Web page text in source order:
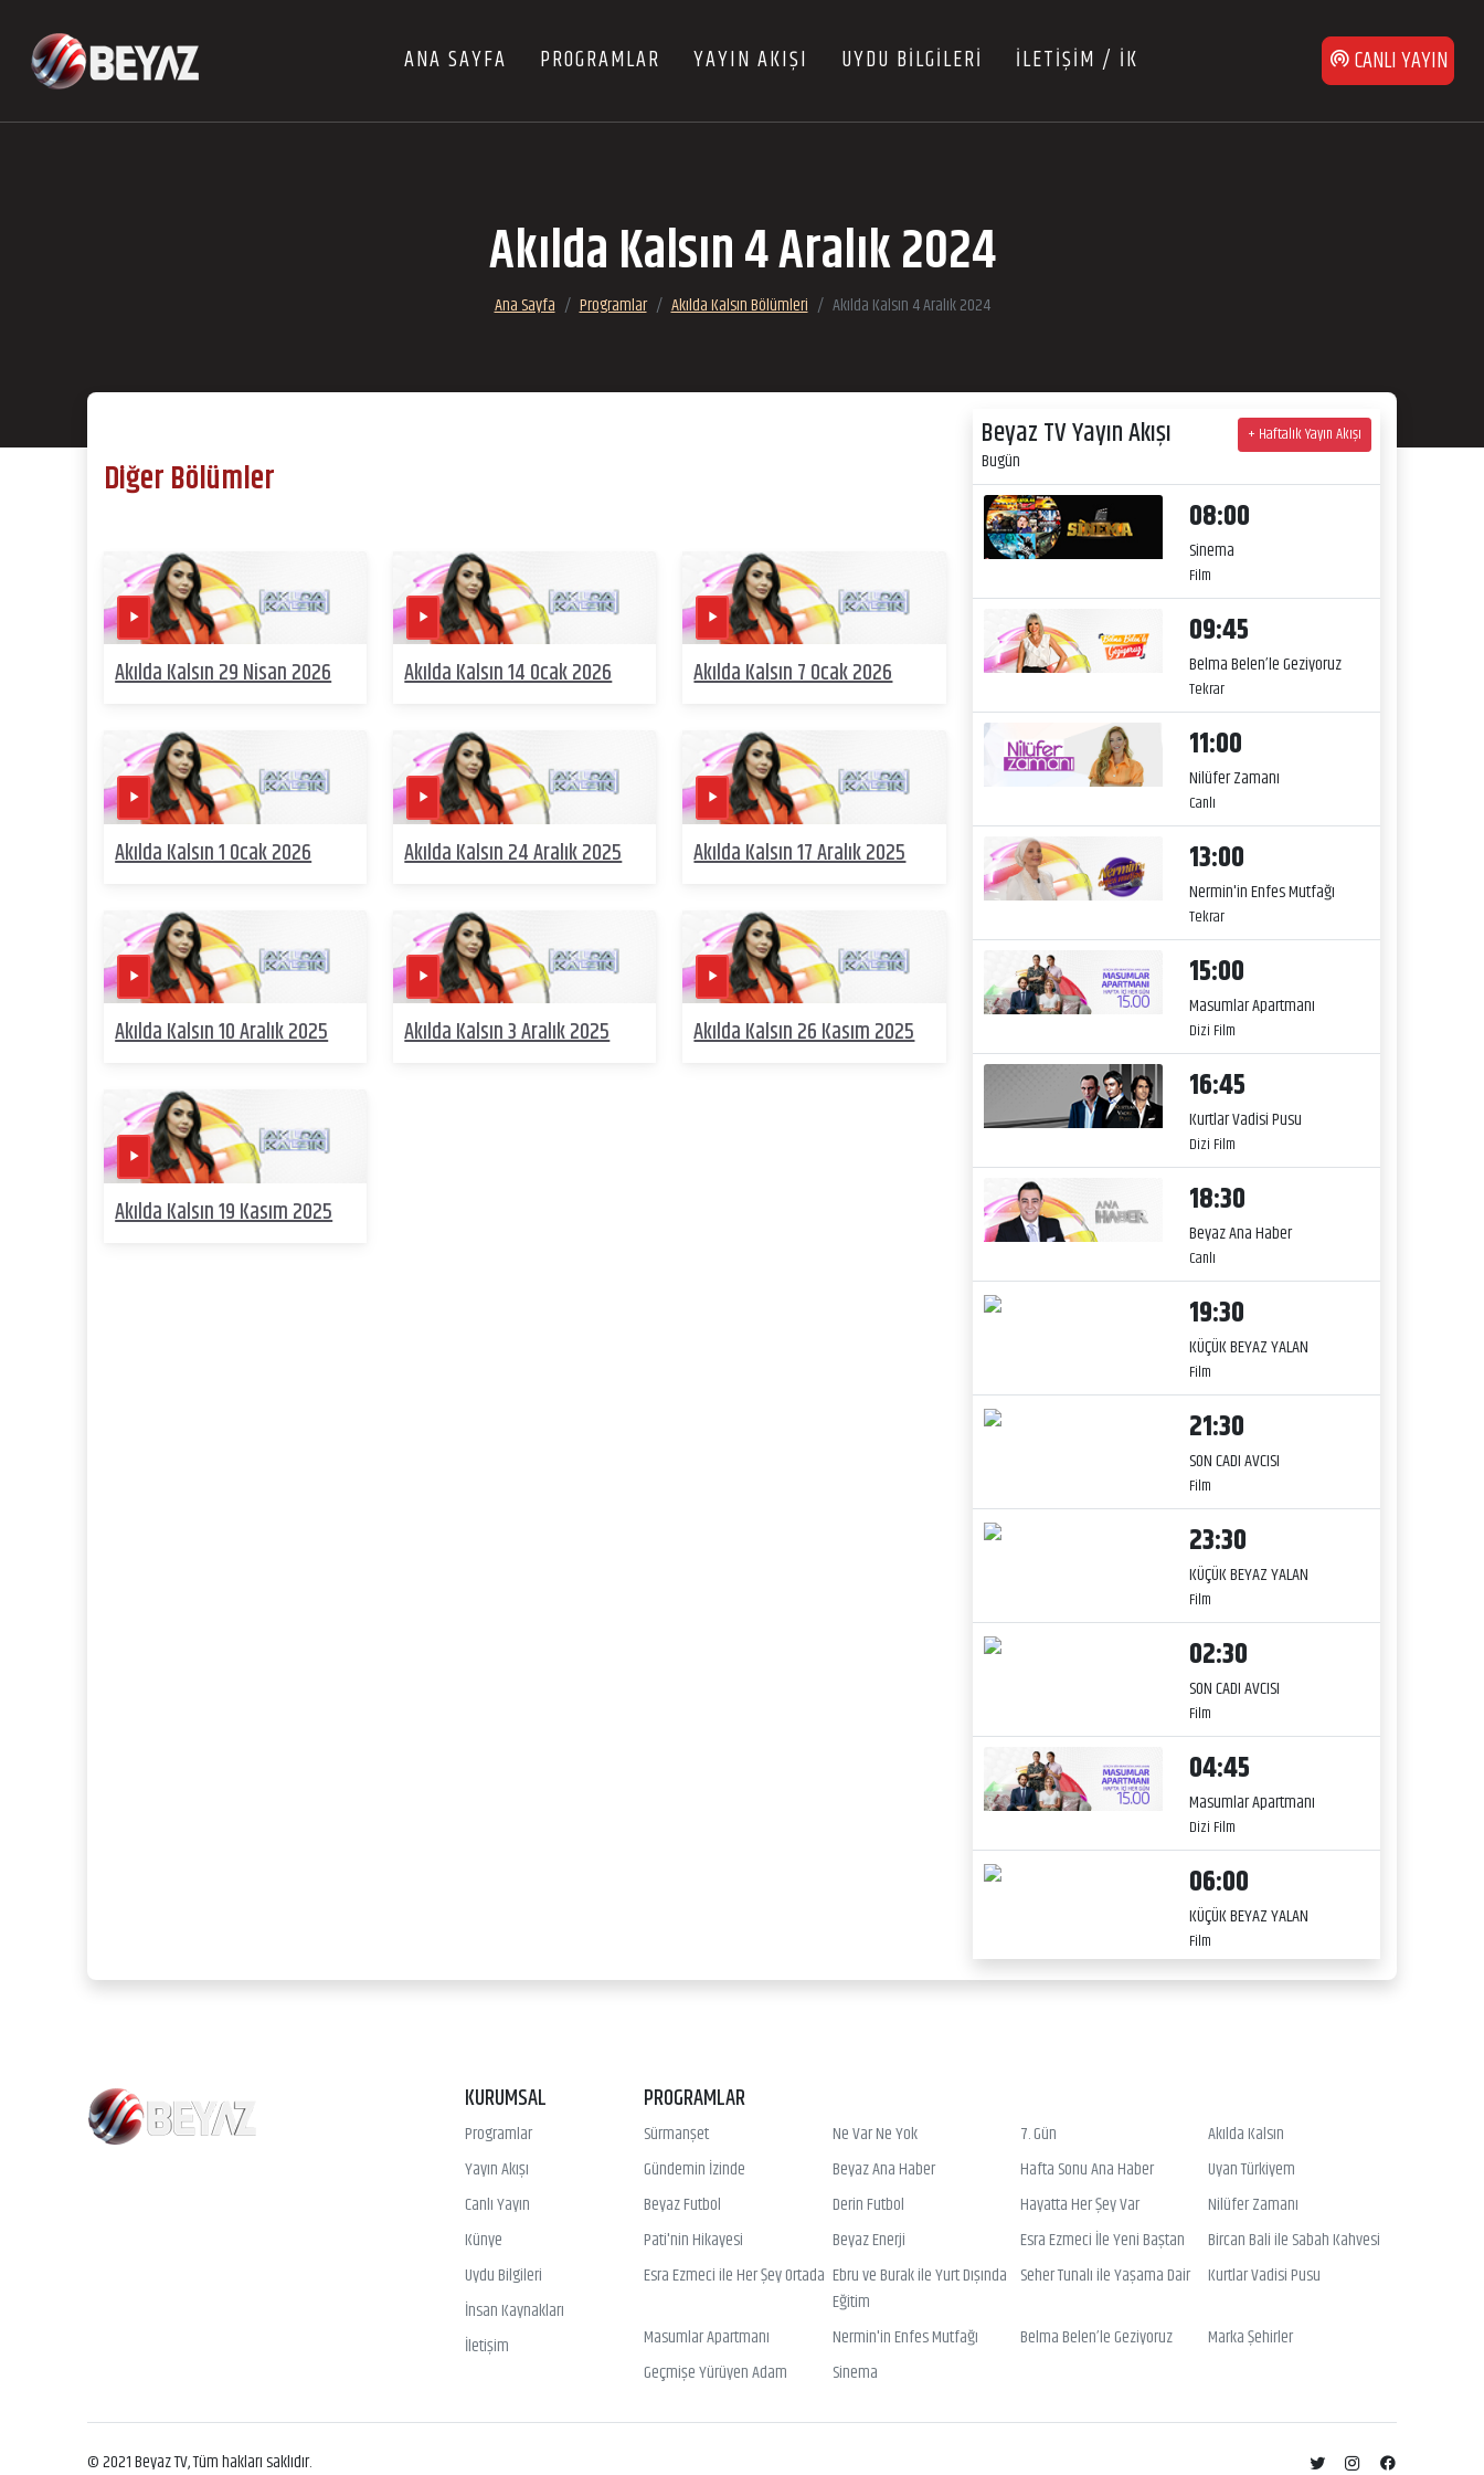
ANA SAYFA PROGRAMLAR YAYIN AKIŞI UYDU BİLGİLERİ İLETİŞİM / İK CANLI YAYIN
Akılda Kalsın 4 Aralık 2024
Ana Sayfa Programlar Akılda Kalsın Bölümleri Akılda Kalsın 4 Aralık 2024
Diğer Bölümler
Akılda Kalsın 29 Nisan 2026 Akılda Kalsın 14 Ocak 2026 Akılda Kalsın 7 Ocak 2026
Akılda Kalsın 1 Ocak 2026 Akılda Kalsın 24 Aralık 2025 Akılda Kalsın 17 Aralık 2025
Akılda Kalsın 10 Aralık 2025 Akılda Kalsın 3 Aralık 2025 Akılda Kalsın 26 Kasım 2025
Akılda Kalsın 19 Kasım 2025
Beyaz TV Yayın Akışı
Bugün
+ Haftalık Yayın Akışı
08:00
Sinema
Film
09:45
Belma Belen’le Geziyoruz
Tekrar
11:00
Nilüfer Zamanı
Canlı
13:00
Nermin'in Enfes Mutfağı
Tekrar
15:00
Masumlar Apartmanı
Dizi Film
16:45
Kurtlar Vadisi Pusu
Dizi Film
18:30
Beyaz Ana Haber
Canlı
19:30
KÜÇÜK BEYAZ YALAN
Film
21:30
SON CADI AVCISI
Film
23:30
KÜÇÜK BEYAZ YALAN
Film
02:30
SON CADI AVCISI
Film
04:45
Masumlar Apartmanı
Dizi Film
06:00
KÜÇÜK BEYAZ YALAN
Film
KURUMSAL
Programlar
Yayın Akışı
Canlı Yayın
Künye
Uydu Bilgileri
İnsan Kaynakları
İletişim
PROGRAMLAR
Sürmanşet Ne Var Ne Yok 7. Gün
Akılda Kalsın
Gündemin İzinde
Beyaz Ana Haber Hafta Sonu Ana Haber
Uyan Türkiyem
Beyaz Futbol
Derin Futbol Hayatta Her Şey Var
Nilüfer Zamanı
Pati'nin Hikayesi
Beyaz Enerji Esra Ezmeci İle Yeni Baştan
Bircan Bali ile Sabah Kahvesi
Esra Ezmeci ile Her Şey Ortada Ebru ve Burak ile Yurt Dışında
Eğitim
Seher Tunalı ile Yaşama Dair Kurtlar Vadisi Pusu
Masumlar Apartmanı Nermin'in Enfes Mutfağı Belma Belen’le Geziyoruz
Marka Şehirler
Geçmişe Yürüyen Adam
Sinema
© 2021 Beyaz TV, Tüm hakları saklıdır.